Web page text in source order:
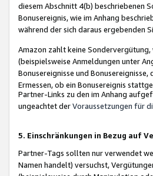
diesem Abschnitt 4(b) beschriebenen
Bonusereignis, wie im Anhang
während der sich daraus ergebenden
Amazon zahlt keine
(beispielsweise Anmeldungen unter
Bonusereignisse und
Ermessen, ob ein Bonusereignis
Partner-Links zu den im Anhang
ungeachtet derVoraussetzungen für
5. Einschränkungen in Bezug auf
Partner-Tags sollten nur verwendet
Namen handelt) versuchst,